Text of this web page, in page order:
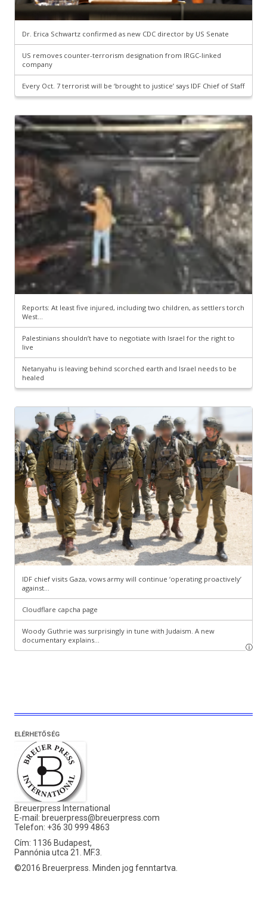
ELÉRHETŐSÉG
Breuerpress International
E-mail: breuerpress@breuerpress.com
Telefon: +36 30 999 4863
Cím: 1136 Budapest,
Pannónia utca 21. MF.3.
©2016 Breuerpress. Minden jog fenntartva.